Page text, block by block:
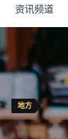
资讯频道
地方